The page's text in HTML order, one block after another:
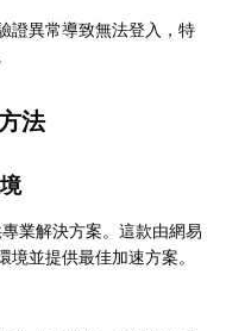
證異常導致無法登入，特
法
業解決方案。這款由網易
並提供最佳加速方案。